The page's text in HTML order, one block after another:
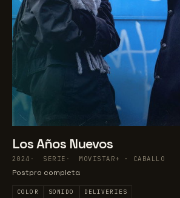
Los Años Nuevos
2024 SERIE MOVISTAR+ · CABALLO
Postpro completa
COLOR SONIDO DELIVERIES